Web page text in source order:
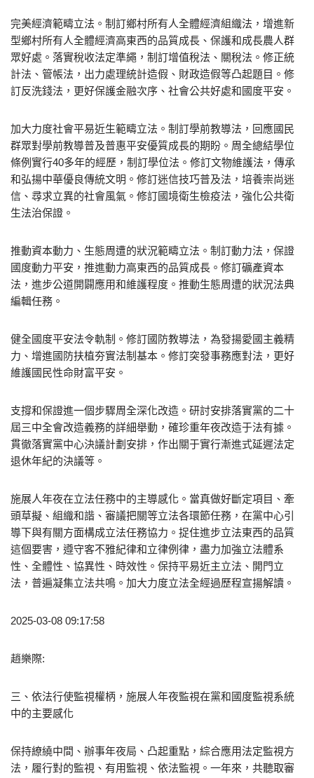
完美經濟範疇立法。制訂鄉村所有人全體經濟組織法，增進新
型鄉村所有人全體經濟高東西的品質成長、保護和成長農人群
眾好處。落實稅收法定準繩，制訂增值稅法、關稅法。修正統
計法、管帳法，出力處理統計造假、財政造假等凸起題目。修
訂反洗錢法，更好保護金融次序、社會公共好處和國度平安。
加大力度社會平易近生範疇立法。制訂學前教導法，回應國民
群眾對學前教導普及普惠平安優質成長的期盼。周全總結學位
條例實行40多年的經歷，制訂學位法。修訂文物維護法，傳承
和弘揚中華優良傳統文明。修訂迷信技巧普及法，培養崇尚迷
信、尋求立異的社會風氣。修訂國境衛生檢疫法，強化公共衛
生法治保證。
推動資本動力、生態周遭的狀況範疇立法。制訂動力法，保證
國度動力平安，推進動力高東西的品質成長。修訂礦產資本
法，進步公道開闢應用和維護程度。推動生態周遭的狀況法典
編輯任務。
健全國度平安法令軌制。修訂國防教導法，為發揚愛國主義精
力、增進國防扶植夯實法制基本。修訂突發事務應對法，更好
維護國民性命財富平安。
支撐和保證進一個步驟周全深化改造。研討安排落實黨的二十
屆三中全會改造義務的詳細舉動，確珍重年夜改造于法有據。
貫徹落實黨中心決議計劃安排，作出關于實行漸進式延遲法定
退休年紀的決議等。
施展人年夜在立法任務中的主導感化。當真做好斷定項目、牽
頭草擬、組織和諧、審議把關等立法各環節任務，在黨中心引
導下與有關方面構成立法任務協力。捉住進步立法東西的品質
這個要害，遵守客不雅紀律和立律例律，盡力加強立法體系
性、全體性、協異性、時效性。保持平易近主立法、開門立
法，普遍凝集立法共鳴。加大力度立法全經過歷程宣揚解讀。
2025-03-08 09:17:58
趙樂際:
三、依法行使監視權柄，施展人年夜監視在黨和國度監視系統
中的主要感化
保持繚繞中間、辦事年夜局、凸起重點，綜合應用法定監視方
法，履行對的監視、有用監視、依法監視。一年來，共聽取審